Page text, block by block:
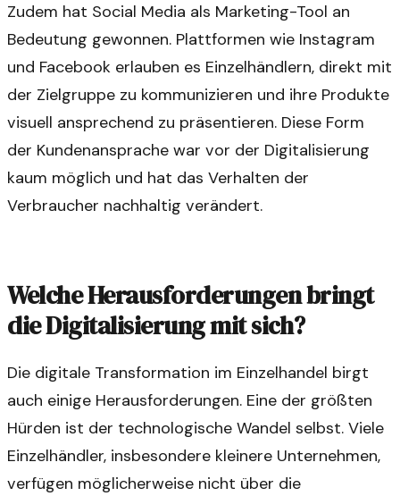
Zudem hat Social Media als Marketing-Tool an
Bedeutung gewonnen. Plattformen wie Instagram
und Facebook erlauben es Einzelhändlern, direkt mit
der Zielgruppe zu kommunizieren und ihre Produkte
visuell ansprechend zu präsentieren. Diese Form
der Kundenansprache war vor der Digitalisierung
kaum möglich und hat das Verhalten der
Verbraucher nachhaltig verändert.
Welche Herausforderungen bringt
die Digitalisierung mit sich?
Die digitale Transformation im Einzelhandel birgt
auch einige Herausforderungen. Eine der größten
Hürden ist der technologische Wandel selbst. Viele
Einzelhändler, insbesondere kleinere Unternehmen,
verfügen möglicherweise nicht über die